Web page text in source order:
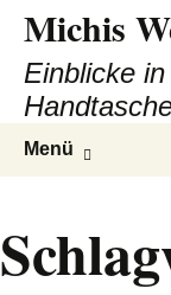
Michis
Einblicke
Menü